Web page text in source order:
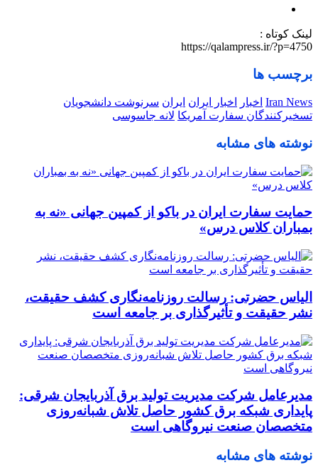
لینک کوتاه :
https://qalampress.ir/?p=4750
برچسب ها
Iran News اخبار اخبار ایران ایران سرنوشت دانشجویان
تسخیرکنندگان سفارت آمریکا لانه جاسوسی
نوشته های مشابه
حمایت سفارت ایران در باکو از کمپین جهانی «نه به
بمباران کلاس درس»
الیاس حضرتی: رسالت روزنامه‌نگاری کشف حقیقت،
نشر حقیقت و تأثیرگذاری بر جامعه است
مدیرعامل شرکت مدیریت تولید برق آذربایجان شرقی:
پایداری شبکه برق کشور حاصل تلاش شبانه‌روزی
متخصصان صنعت نیروگاهی است
نوشته های مشابه